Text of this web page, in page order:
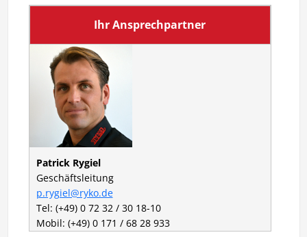
Ihr Ansprechpartner
Patrick Rygiel
Geschäftsleitung
p.rygiel@ryko.de
Tel: (+49) 0 72 32 / 30 18-10
Mobil: (+49) 0 171 / 68 28 933